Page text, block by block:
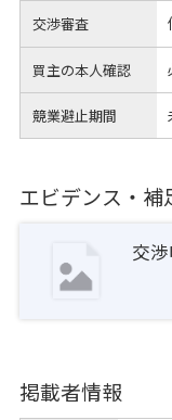
交渉審査
買主の本人確認
競業避止期間
エビデンス・補
交
掲載者情報